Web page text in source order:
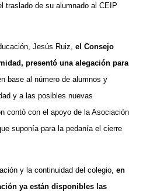
traslado de su alumnado al CEIP
Jesús Ruiz, el Consejo
presentó una alegación para
base al número de alumnos y
y a las posibles nuevas
contó con el apoyo de la Asociación
suponía para la pedanía el cierre
y la continuidad del colegio, en
ya están disponibles las